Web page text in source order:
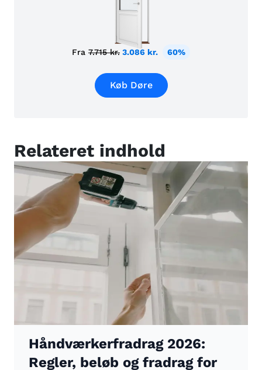
Fra 7.715 kr. 3.086 kr. 60%
Køb Døre
Relateret indhold
Håndværkerfradrag 2026:
Regler, beløb og fradrag for